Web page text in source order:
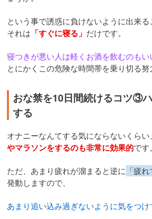
という事で誘惑に負けないように出来
それは 「すぐに寝る」 だけです。
寝つきが悪い人は軽くお酒を飲むのもい
とにかくこの危険な時間帯を乗り切る努
おな禁を10日間続けるコツ③
する
オナニーなんてする気にならないくらい
やマラソンをするのも非常に効果的です。
ただ、あまり疲れが溜まると逆に 「疲れ
発動しますので、
あまり追い込み過ぎないように気をつけ